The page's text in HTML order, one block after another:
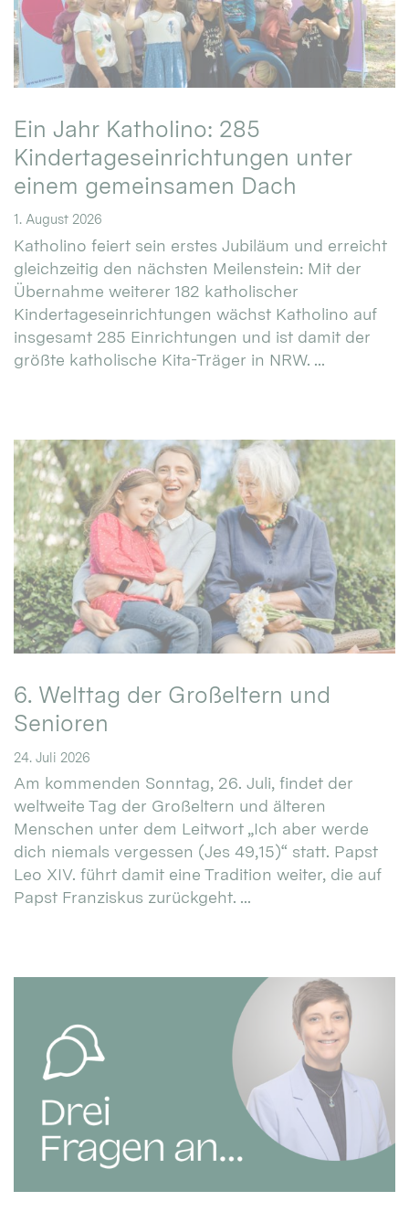
Ein Jahr Katholino: 285
Kindertageseinrichtungen unter
einem gemeinsamen Dach
1. August 2026
Katholino feiert sein erstes Jubiläum und erreicht
gleichzeitig den nächsten Meilenstein: Mit der
Übernahme weiterer 182 katholischer
Kindertageseinrichtungen wächst Katholino auf
insgesamt 285 Einrichtungen und ist damit der
größte katholische Kita-Träger in NRW. ...
6. Welttag der Großeltern und
Senioren
24. Juli 2026
Am kommenden Sonntag, 26. Juli, findet der
weltweite Tag der Großeltern und älteren
Menschen unter dem Leitwort „Ich aber werde
dich niemals vergessen (Jes 49,15)“ statt. Papst
Leo XIV. führt damit eine Tradition weiter, die auf
Papst Franziskus zurückgeht. ...